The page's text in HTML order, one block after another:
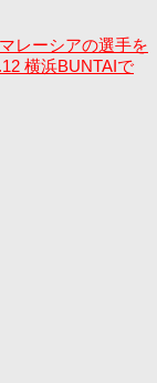
レーシアの選手を
横浜BUNTAIで